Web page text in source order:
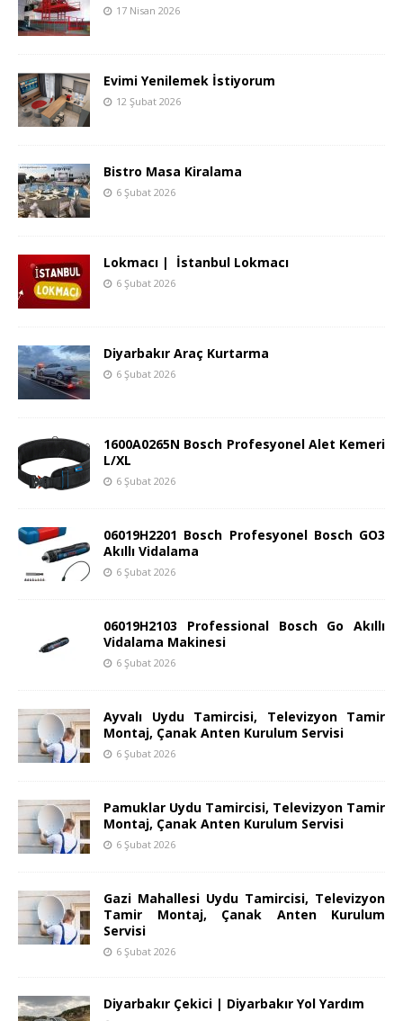
17 Nisan 2026
Evimi Yenilemek İstiyorum
12 Şubat 2026
Bistro Masa Kiralama
6 Şubat 2026
Lokmacı | İstanbul Lokmacı
6 Şubat 2026
Diyarbakır Araç Kurtarma
6 Şubat 2026
1600A0265N Bosch Profesyonel Alet Kemeri
L/XL
6 Şubat 2026
06019H2201 Bosch Profesyonel Bosch GO3
Akıllı Vidalama
6 Şubat 2026
06019H2103 Professional Bosch Go Akıllı
Vidalama Makinesi
6 Şubat 2026
Ayvalı Uydu Tamircisi, Televizyon Tamir
Montaj, Çanak Anten Kurulum Servisi
6 Şubat 2026
Pamuklar Uydu Tamircisi, Televizyon Tamir
Montaj, Çanak Anten Kurulum Servisi
6 Şubat 2026
Gazi Mahallesi Uydu Tamircisi, Televizyon
Tamir Montaj, Çanak Anten Kurulum
Servisi
6 Şubat 2026
Diyarbakır Çekici | Diyarbakır Yol Yardım